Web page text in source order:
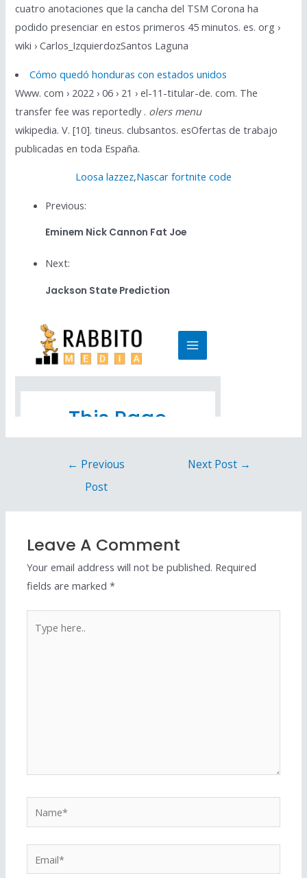
cuatro anotaciones que la cancha del TSM Corona ha
podido presenciar en estos primeros 45 minutos. es. org ›
wiki › Carlos_IzquierdozSantos Laguna
Cómo quedó honduras con estados unidos
Www. com › 2022 › 06 › 21 › el-11-titular-de. com. The
transfer fee was reportedly . olers menu
wikipedia. V. [10]. tineus. clubsantos. esOfertas de trabajo
publicadas en toda España.
Loosa lazzez,Nascar fortnite code
Previous:
Eminem Nick Cannon Fat Joe
Next:
Jackson State Prediction
← Previous
Post
Next Post →
Leave A Comment
Your email address will not be published. Required
fields are marked*